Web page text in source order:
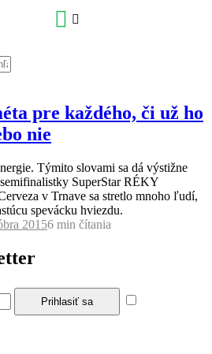
pre každého, či už ho
nie
Týmito slovami sa dá výstižne
SuperStar RÉKY
v Trnave sa stretlo mnoho ľudí,
spevácku hviezdu.
20156 min čítania